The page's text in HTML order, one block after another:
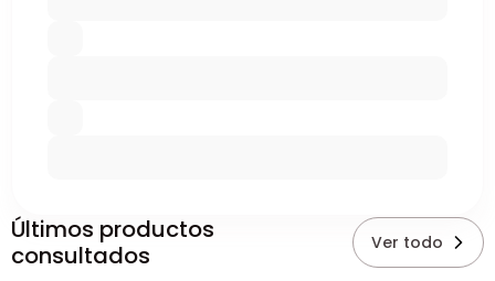
Últimos productos
consultados
Ver todo